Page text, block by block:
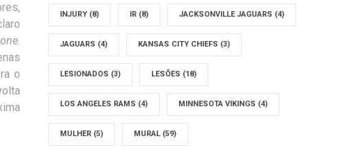
.
o
INJURY (8) IR (8) JACKSONVILLE JAGUARS (4)
JAGUARS (4) KANSAS CITY CHIEFS (3)
LESIONADOS (3) LESÕES (18)
LOS ANGELES RAMS (4) MINNESOTA VIKINGS (4)
MULHER (5) MURAL (59)